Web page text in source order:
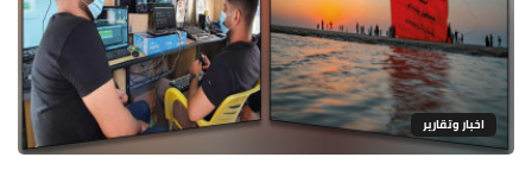
اخبار وتقارير